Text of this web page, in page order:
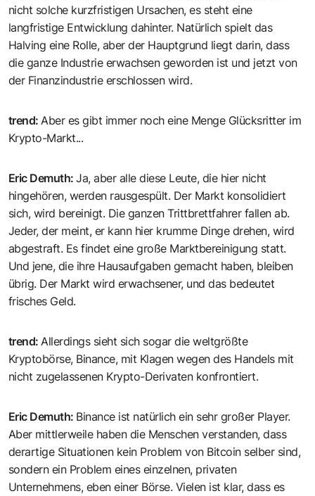
nicht solche kurzfristigen Ursachen, es steht eine
langfristige Entwicklung dahinter. Natürlich spielt das
Halving eine Rolle, aber der Hauptgrund liegt darin, dass
die ganze Industrie erwachsen geworden ist und jetzt von
der Finanzindustrie erschlossen wird.
trend: Aber es gibt immer noch eine Menge Glücksritter im
Krypto-Markt...
Eric Demuth:Ja, aber alle diese Leute, die hier nicht
hingehören, werden rausgespült. Der Markt konsolidiert
sich, wird bereinigt. Die ganzen Trittbrettfahrer fallen ab.
Jeder, der meint, er kann hier krumme Dinge drehen, wird
abgestraft. Es findet eine große Marktbereinigung statt.
Und jene, die ihre Hausaufgaben gemacht haben, bleiben
übrig. Der Markt wird erwachsener, und das bedeutet
frisches Geld.
trend: Allerdings sieht sich sogar die weltgrößte
Kryptobörse, Binance, mit Klagen wegen des Handels mit
nicht zugelassenen Krypto-Derivaten konfrontiert.
Eric Demuth: Binance ist natürlich ein sehr großer Player.
Aber mittlerweile haben die Menschen verstanden, dass
derartige Situationen kein Problem von Bitcoin selber sind,
sondern ein Problem eines einzelnen, privaten
Unternehmens, eben einer Börse. Vielen ist klar, dass es